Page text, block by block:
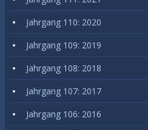
Jahrgang 110: 2020
Jahrgang 109: 2019
Jahrgang 108: 2018
Jahrgang 107: 2017
Jahrgang 106: 2016